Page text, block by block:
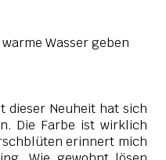
Wasser geben
dieser Neuheit hat sich
Die Farbe ist wirklich
erinnert mich